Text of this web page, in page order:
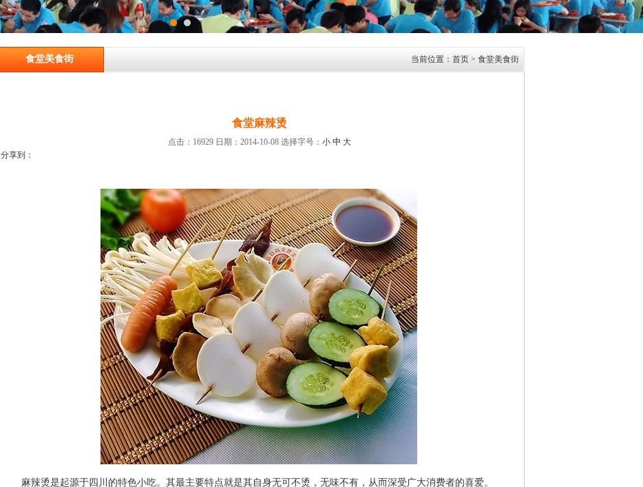
食堂美食街 当前位置： 首页 > 食堂美食街
食堂麻辣烫
点击：16929 日期：2014-10-08 选择字号： 小 中 大
分享到：
麻辣烫是起源于四川的特色小吃。其最主要特点就是其自身无可不烫，无味不有，从而深受广大消费者的喜爱。